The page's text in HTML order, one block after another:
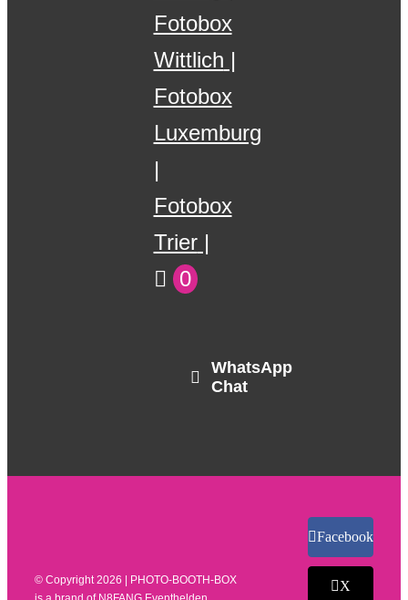
Fotobox
Wittlich
Fotobox
Luxemburg
Fotobox
Trier
0
WhatsApp
Chat
© Copyright2026 | PHOTO-BOOTH-BOX
Facebook
X